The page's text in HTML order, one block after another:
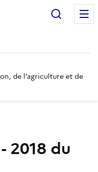
de l’agriculture et de
2018 du